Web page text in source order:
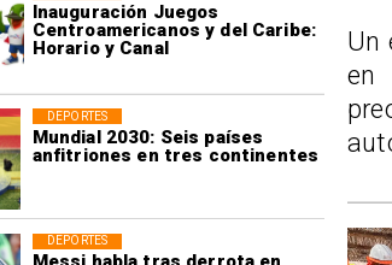
Inauguración Juegos
Centroamericanos y del Caribe:
Horario y Canal
Mundial 2030: Seis países
anfitriones en tres continentes
DEPORTES
DEPORTES
Un
en